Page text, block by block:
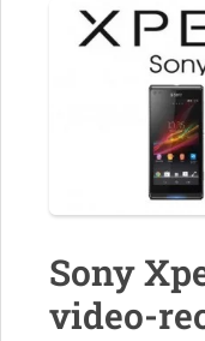
Sony
video-